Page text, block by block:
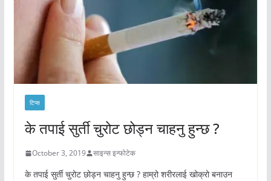
टिप्स
के तपाई सुर्ती चुरोट छोड्न चाहनु हुन्छ ?
October 3, 2019 साइन्स इन्फोटेक
के तपाई सुर्ती चुरोट छोड्न चाहनु हुन्छ ? हाम्रो शरीरलाई खोक्रो बनाउन